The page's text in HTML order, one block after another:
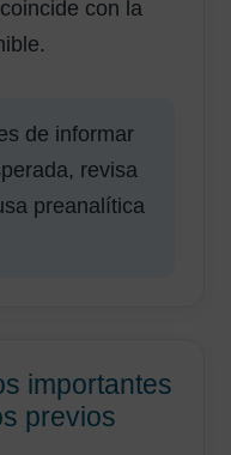
con la
de informar
revisa
preanalítica
importantes
previos